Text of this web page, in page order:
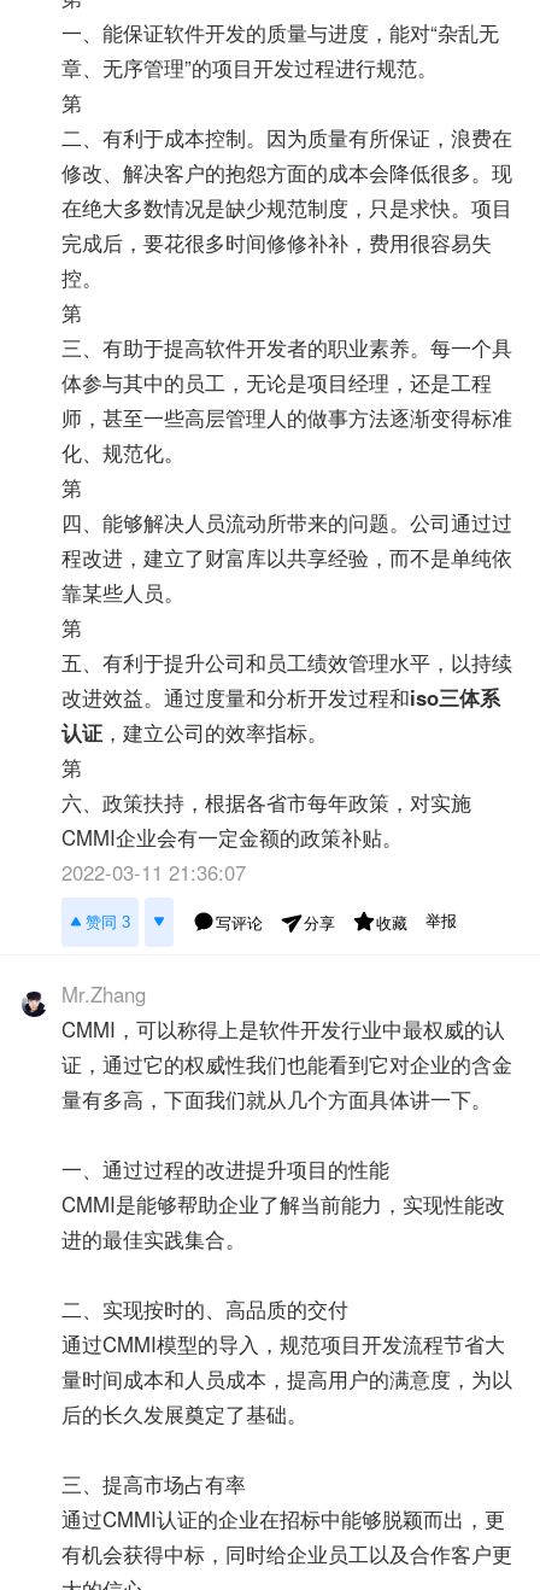
一、能保证软件开发的质量与进度，能对“杂乱无
章、无序管理”的项目开发过程进行规范。
第
二、有利于成本控制。因为质量有所保证，浪费在
修改、解决客户的抱怨方面的成本会降低很多。现
在绝大多数情况是缺少规范制度，只是求快。项目
完成后，要花很多时间修修补补，费用很容易失
控。
第
三、有助于提高软件开发者的职业素养。每一个具
体参与其中的员工，无论是项目经理，还是工程
师，甚至一些高层管理人的做事方法逐渐变得标准
化、规范化。
第
四、能够解决人员流动所带来的问题。公司通过过
程改进，建立了财富库以共享经验，而不是单纯依
靠某些人员。
第
五、有利于提升公司和员工绩效管理水平，以持续
改进效益。通过度量和分析开发过程和iso三体系
认证 ，建立公司的效率指标。
第
六、政策扶持，根据各省市每年政策，对实施
CMMI企业会有一定金额的政策补贴。
2022-03-11 21:36:07
赞同 3 写评论 分享 收藏 举报
Mr.Zhang
CMMI，可以称得上是软件开发行业中最权威的认
证，通过它的权威性我们也能看到它对企业的含金
量有多高，下面我们就从几个方面具体讲一下。
一、通过过程的改进提升项目的性能
CMMI是能够帮助企业了解当前能力，实现性能改
进的最佳实践集合。
二、实现按时的、高品质的交付
通过CMMI模型的导入，规范项目开发流程节省大
量时间成本和人员成本，提高用户的满意度，为以
后的长久发展奠定了基础。
三、提高市场占有率
通过CMMI认证的企业在招标中能够脱颖而出，更
有机会获得中标，同时给企业员工以及合作客户更